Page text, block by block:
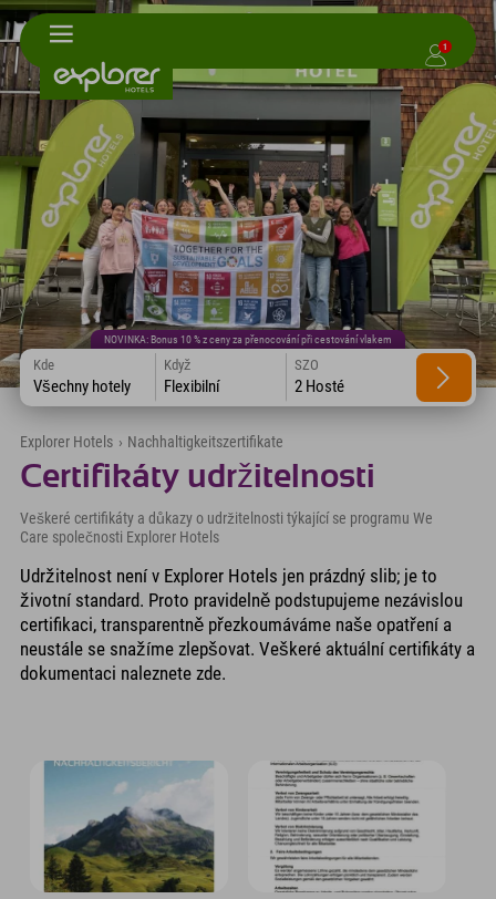
1
NOVINKA: Bonus 10 % z ceny za přenocování při cestování vlakem
Kde
Všechny hotely
Když
Flexibilní
SZO
2 Hosté
Explorer Hotels › Nachhaltigkeitszertifikate
Certifikáty udržitelnosti
Veškeré certifikáty a důkazy o udržitelnosti týkající se programu We
Care společnosti Explorer Hotels
Udržitelnost není v Explorer Hotels jen prázdný slib; je to
životní standard. Proto pravidelně podstupujeme nezávislou
certifikaci, transparentně přezkoumáváme naše opatření a
neustále se snažíme zlepšovat. Veškeré aktuální certifikáty a
dokumentaci naleznete zde.